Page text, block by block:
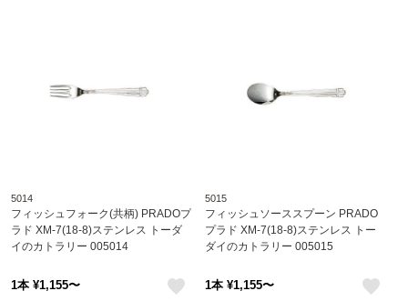
5014
フィッシュフォーク(共柄) PRADOプ
ラド XM-7(18-8)ステンレス トーダ
イのカトラリー 005014
1本 ¥1,155〜
5015
フィッシュソーススプーン PRADO
プラド XM-7(18-8)ステンレス トー
ダイのカトラリー 005015
1本 ¥1,155〜